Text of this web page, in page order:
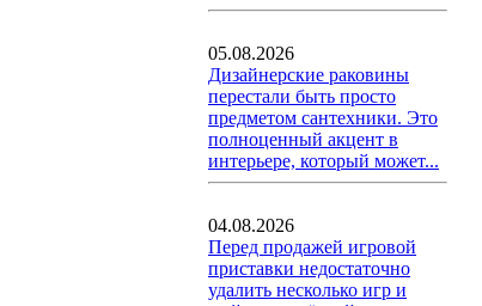
05.08.2026
Дизайнерские раковины
перестали быть просто
предметом сантехники. Это
полноценный акцент в
интерьере, который может...
04.08.2026
Перед продажей игровой
приставки недостаточно
удалить несколько игр и